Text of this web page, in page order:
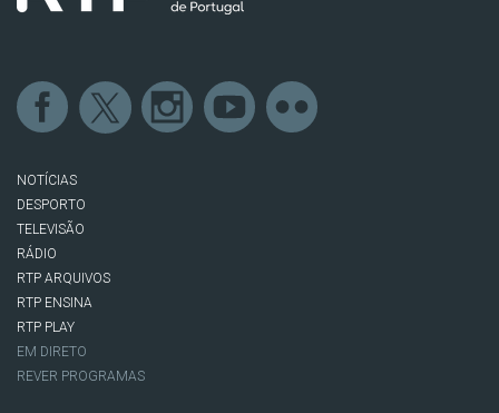
NOTÍCIAS
DESPORTO
TELEVISÃO
RÁDIO
RTP ARQUIVOS
RTP ENSINA
RTP PLAY
EM DIRETO
REVER PROGRAMAS